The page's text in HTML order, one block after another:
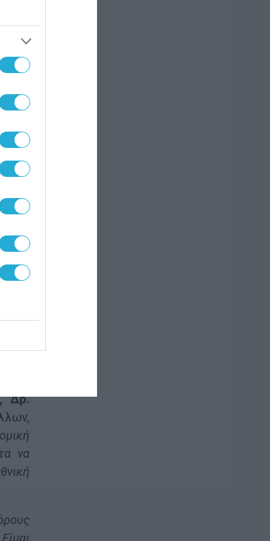
αυτή
το
και
κι
της
την
το
και
τις
να
Δρ.
να